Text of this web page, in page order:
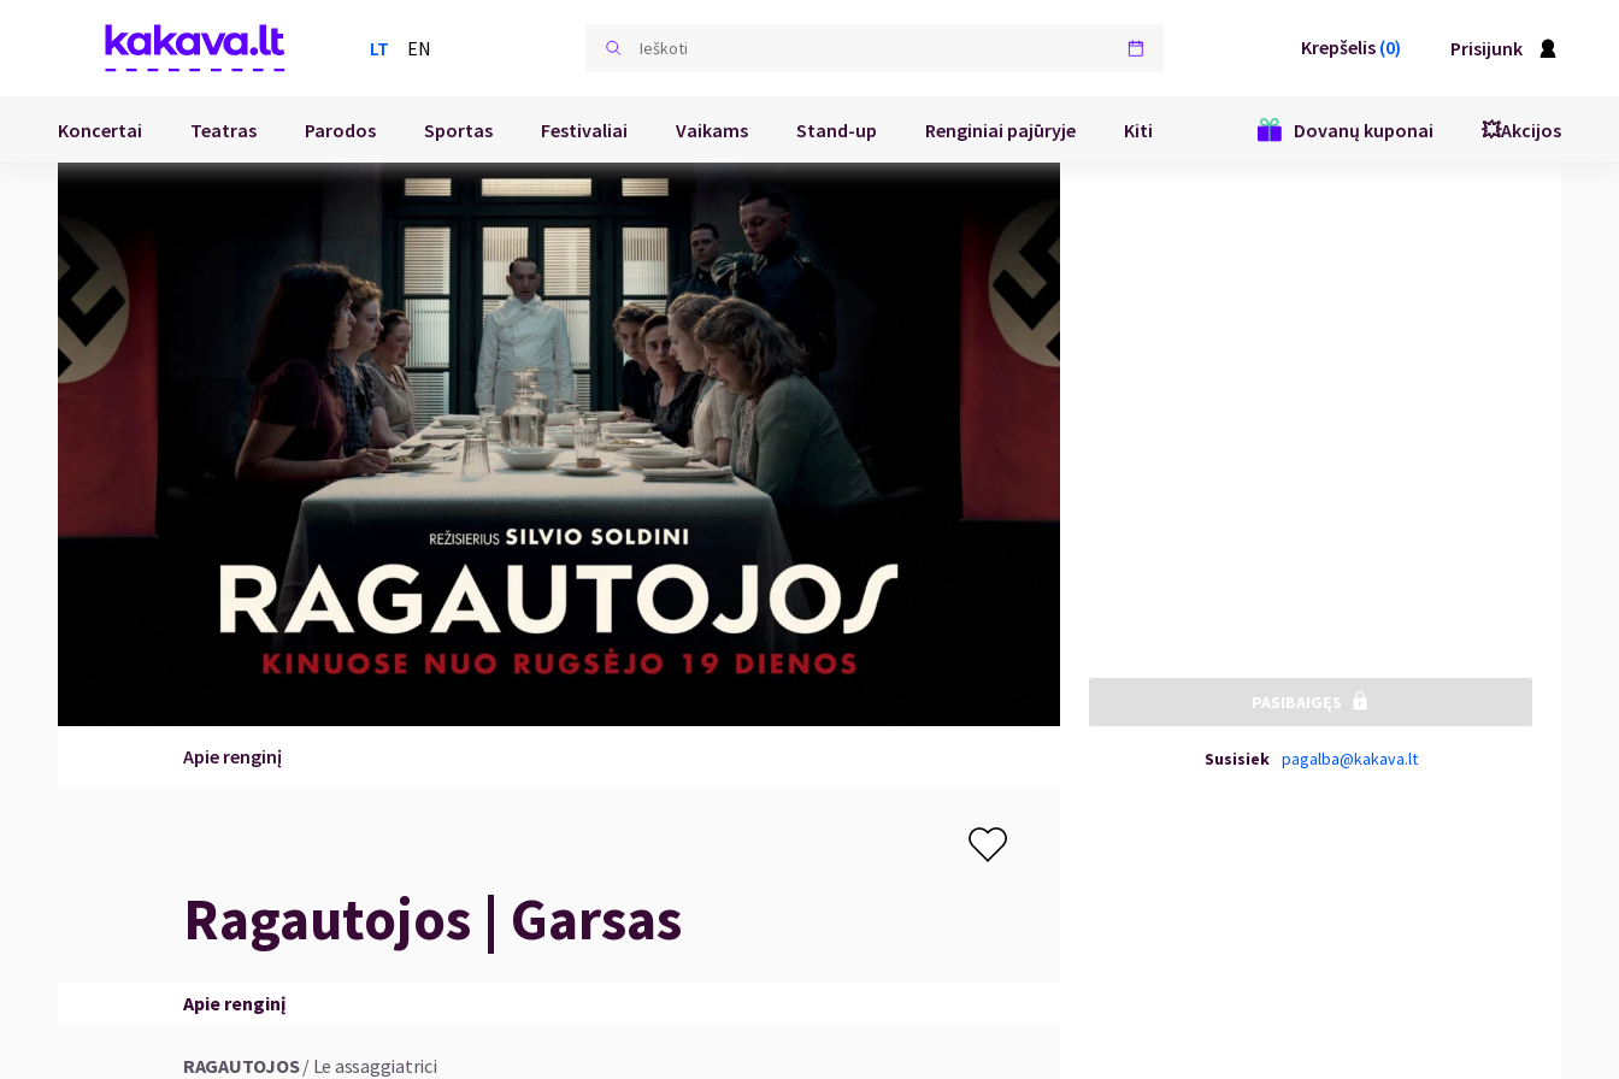
LT EN Krepšelis (0) Prisijunk
Koncertai Teatras Parodos Sportas Festivaliai Vaikams Stand-up Renginiai pajūryje Kiti Dovanų kuponai 💥Akcijos
Apie renginį
Ragautojos | Garsas
Apie renginį
RAGAUTOJOS/ Le assaggiatrici
PASIBAIGĘS
Susisiek pagalba@kakava.lt